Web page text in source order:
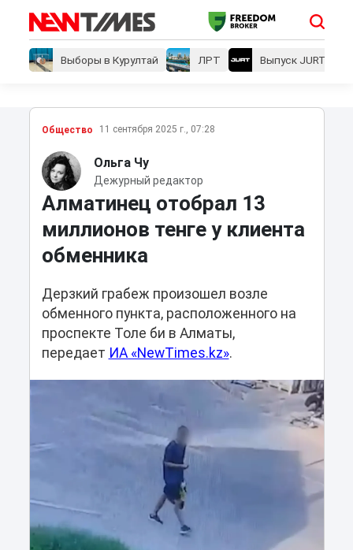
Выборы в Курултай ЛРТ Выпуск JURT
Общество 11 сентября 2025 г., 07:28
Ольга Чу
Дежурный редактор
Алматинец отобрал 13
миллионов тенге у клиента
обменника
Дерзкий грабеж произошел возле
обменного пункта, расположенного на
проспекте Толе би в Алматы,
передает ИА «NewTimes.kz».